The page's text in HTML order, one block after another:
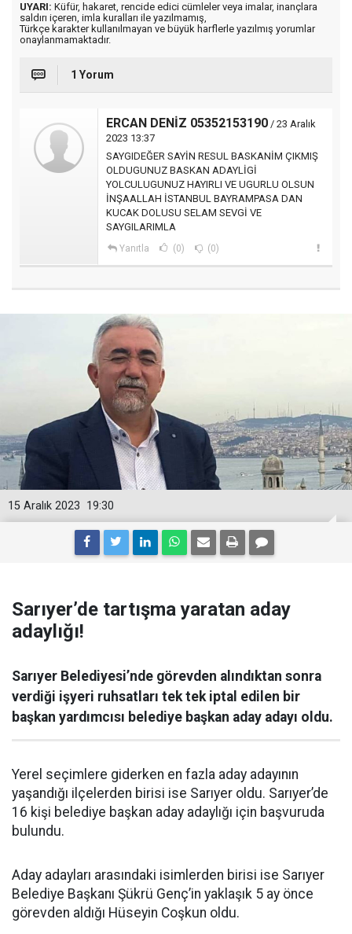
UYARI: Küfür, hakaret, rencide edici cümleler veya imalar, inançlara
saldırı içeren, imla kuralları ile yazılmamış,
Türkçe karakter kullanılmayan ve büyük harflerle yazılmış yorumlar
onaylanmamaktadır.
1 Yorum
ERCAN DENİZ 05352153190 / 23 Aralık
2023 13:37
SAYGIDEĞER SAYİN RESUL BASKANİM ÇIKMIŞ
OLDUGUNUZ BASKAN ADAYLİGİ
YOLCULUGUNUZ HAYIRLI VE UGURLU OLSUN
İNŞAALLAH İSTANBUL BAYRAMPASA DAN
KUCAK DOLUSU SELAM SEVGİ VE
SAYGILARIMLA
Yanıtla (0) (0)
19:30
15 Aralık 2023
Sarıyer’de tartışma yaratan aday
adaylığı!
Sarıyer Belediyesi’nde görevden alındıktan sonra
verdiği işyeri ruhsatları tek tek iptal edilen bir
başkan yardımcısı belediye başkan aday adayı oldu.
Yerel seçimlere giderken en fazla aday adayının
yaşandığı ilçelerden birisi ise Sarıyer oldu. Sarıyer’de
16 kişi belediye başkan aday adaylığı için başvuruda
bulundu.
Aday adayları arasındaki isimlerden birisi ise Sarıyer
Belediye Başkanı Şükrü Genç’in yaklaşık 5 ay önce
görevden aldığı Hüseyin Coşkun oldu.